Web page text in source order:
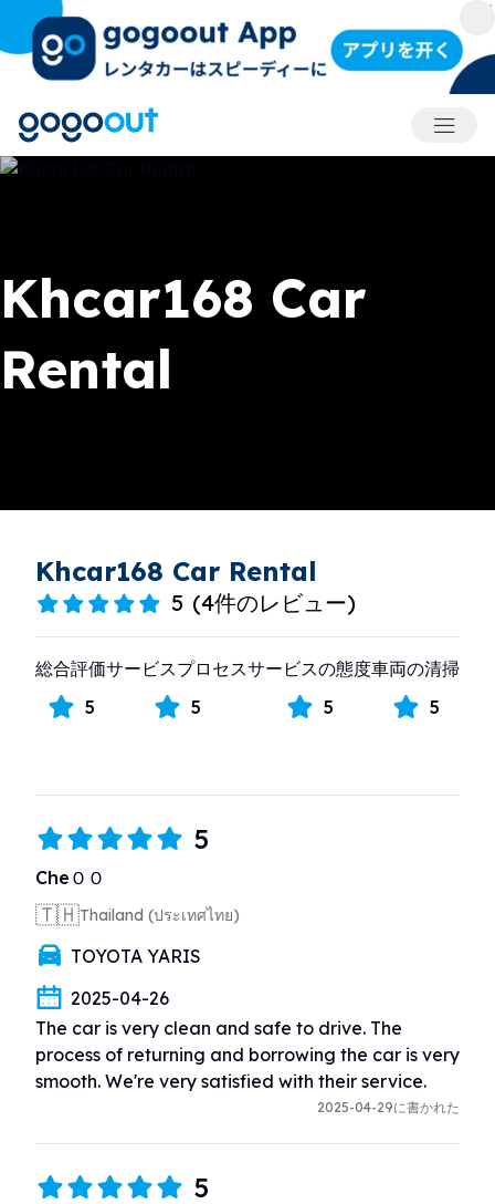
アカウ
Khcar168 Car
Rental
Khcar168 Car Rental
5 (4件のレビュー)
総合評価
5
サービスプロセス
5
サービスの態度
5
車両の清掃
5
5
CheＯＯ
🇹🇭Thailand (ประเทศไทย)
TOYOTA YARIS
2025-04-26
The car is very clean and safe to drive. The
process of returning and borrowing the car is very
smooth. We're very satisfied with their service.
2025-04-29に書かれた
5